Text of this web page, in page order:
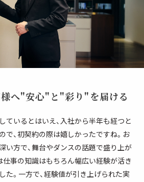
へ"安心"と"彩り"を届ける
ているとはいえ、入社から半年も経つと
で、初契約の際は嬉しかったですね。お
い方で、舞台やダンスの話題で盛り上が
仕事の知識はもちろん幅広い経験が活き
た。一方で、経験値が引き上げられた実